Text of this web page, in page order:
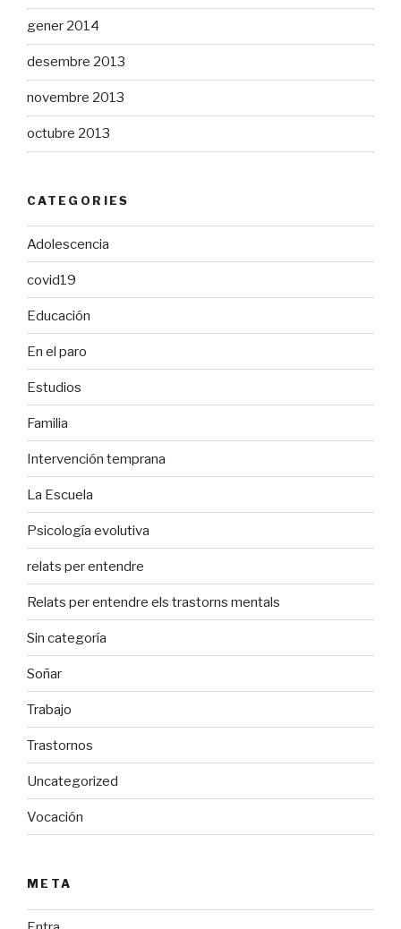
gener 2014
desembre 2013
novembre 2013
octubre 2013
CATEGORIES
Adolescencia
covid19
Educación
En el paro
Estudios
Familia
Intervención temprana
La Escuela
Psicología evolutiva
relats per entendre
Relats per entendre els trastorns mentals
Sin categoría
Soñar
Trabajo
Trastornos
Uncategorized
Vocación
META